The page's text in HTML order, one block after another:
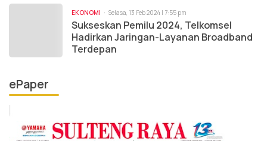
EKONOMI Selasa, 13 Feb 2024 | 7:55 pm
Sukseskan Pemilu 2024, Telkomsel
Hadirkan Jaringan-Layanan Broadband
Terdepan
ePaper